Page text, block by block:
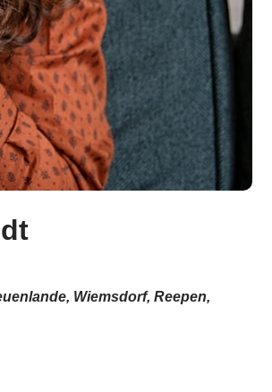
Wiemsdorf, Reepen,